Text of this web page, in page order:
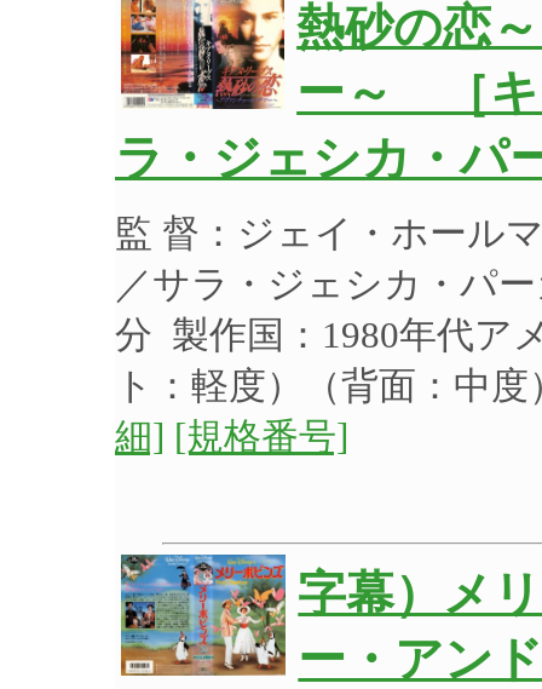
熱砂の恋
ー～ ［キ
ラ・ジェシカ・パ
監 督：ジェイ・ホール
／サラ・ジェシカ・パ
分 製作国：1980年代
ト：軽度）（背面：中
細] [規格番号]
字幕）メ
ー・アン